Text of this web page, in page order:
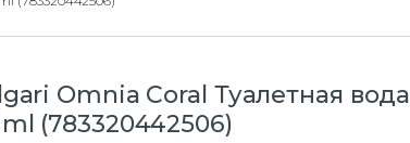
Omnia Coral Туалетная вода
(783320442506)